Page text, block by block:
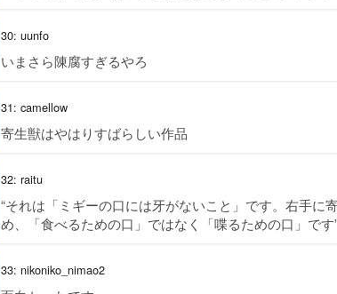
30: uunfo
いまさら陳腐すぎるやろ
31: camellow
寄生獣はやはりすばらしい作品
32: raitu
“それは「ミギーの口には牙がないこと」です。右手に
め、「食べるための口」ではなく「喋るための口」です
33: nikoniko_nimao2